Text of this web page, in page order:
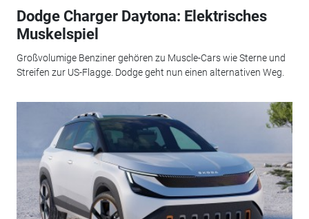
Dodge Charger Daytona: Elektrisches
Muskelspiel
Großvolumige Benziner gehören zu Muscle-Cars wie Sterne und
Streifen zur US-Flagge. Dodge geht nun einen alternativen Weg.